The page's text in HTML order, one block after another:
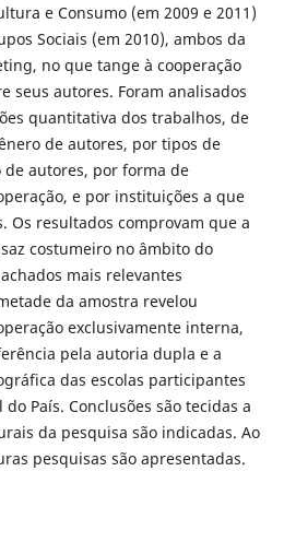
e Consumo (em 2009 e 2011)
Sociais (em 2010), ambos da
no que tange à cooperação
seus autores. Foram analisados
quantitativa dos trabalhos, de
de autores, por tipos de
autores, por forma de
e por instituições a que
Os resultados comprovam que a
costumeiro no âmbito do
mais relevantes
da amostra revelou
exclusivamente interna,
pela autoria dupla e a
das escolas participantes
País. Conclusões são tecidas a
da pesquisa são indicadas. Ao
pesquisas são apresentadas.